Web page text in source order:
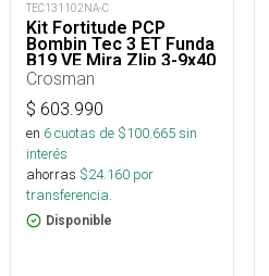
TEC131102NA-C
Kit Fortitude PCP
Bombin Tec 3 ET Funda
B19 VE Mira Zlip 3-9x40
- Poston P022 2LT -
Crosman
Crosman
$ 603.990
en 6cuotas de $100.665sin
interés
ahorras $24.160 por
transferencia.
Disponible